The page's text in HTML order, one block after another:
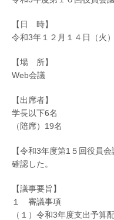
【日 時】
令和3年１２月１４日（火
【場 所】
Web会議
【出席者】
学長以下6名
（陪席）19名
【令和3年度第1５回役員会
確認した。
【議事要旨】
１ 審議事項
（１）令和3年度支出予算